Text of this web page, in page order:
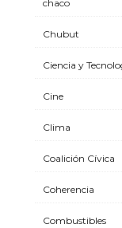
chaco
Chubut
Ciencia y
Cine
Clima
Coalición Cívica
Coherencia
Combustibles